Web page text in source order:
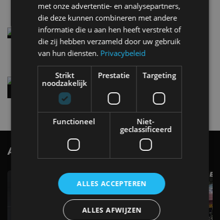
4 aug
Elektrische Geely E2 (tijdelijk) net zo goedkoop
als een Renault Twingo
4 aug
Vernieuwde Hyundai Ioniq 6 rijdt tot 680
kilometer en wordt goedkoper
AutoRAI.nl TV SUBSCRIBE
met onze advertentie- en analysepartners,
die deze kunnen combineren met andere
informatie die u aan hen heeft verstrekt of
die zij hebben verzameld door uw gebruik
van hun diensten. Privacybeleid
Strikt
noodzakelijk
Prestatie Targeting
Functioneel
Niet-
geclassificeerd
ALLES ACCEPTEREN
ALLES AFWIJZEN